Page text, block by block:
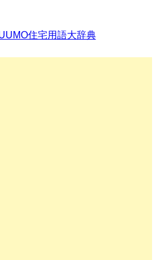
住宅用語大辞典